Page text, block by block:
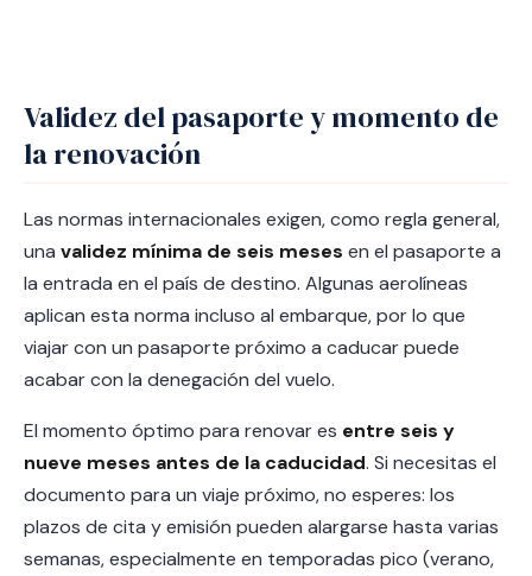
Validez del pasaporte y momento de
la renovación
Las normas internacionales exigen, como regla general,
una validez mínima de seis meses en el pasaporte a
la entrada en el país de destino. Algunas aerolíneas
aplican esta norma incluso al embarque, por lo que
viajar con un pasaporte próximo a caducar puede
acabar con la denegación del vuelo.
El momento óptimo para renovar es entre seis y
nueve meses antes de la caducidad. Si necesitas el
documento para un viaje próximo, no esperes: los
plazos de cita y emisión pueden alargarse hasta varias
semanas, especialmente en temporadas pico (verano,